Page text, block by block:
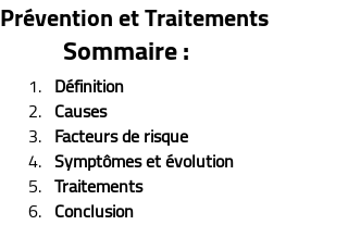
Prévention et Traitements
Sommaire :
Définition
Causes
Facteurs de risque
Symptômes et évolution
Traitements
Conclusion